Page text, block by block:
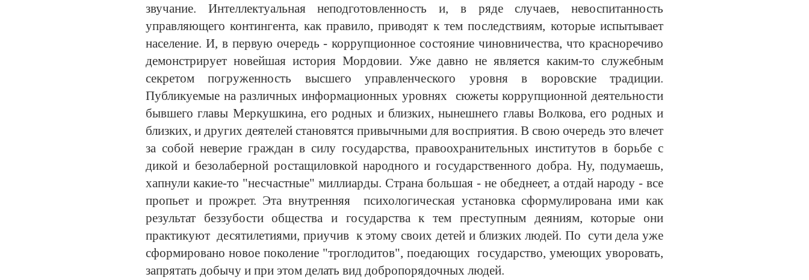
звучание. Интеллектуальная неподготовленность и, в ряде случаев, невоспитанность
управляющего контингента, как правило, приводят к тем последствиям, которые испытывает
население. И, в первую очередь - коррупционное состояние чиновничества, что красноречиво
демонстрирует новейшая история Мордовии. Уже давно не является каким-то служебным
секретом погруженность высшего управленческого уровня в воровские традиции.
Публикуемые на различных информационных уровнях сюжеты коррупционной деятельности
бывшего главы Меркушкина, его родных и близких, нынешнего главы Волкова, его родных и
близких, и других деятелей становятся привычными для восприятия. В свою очередь это влечет
за собой неверие граждан в силу государства, правоохранительных институтов в борьбе с
дикой и безолаберной ростащиловкой народного и государственного добра. Ну, подумаешь,
хапнули какие-то "несчастные" миллиарды. Страна большая - не обеднеет, а отдай народу - все
пропьет и прожрет. Эта внутренняя психологическая установка сформулирована ими как
результат беззубости общества и государства к тем преступным деяниям, которые они
практикуют десятилетиями, приучив к этому своих детей и близких людей. По сути дела уже
сформировано новое поколение "троглодитов", поедающих государство, умеющих уворовать,
запрятать добычу и при этом делать вид добропорядочных людей.